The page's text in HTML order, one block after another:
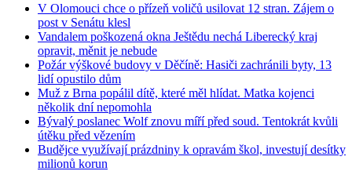
V Olomouci chce o přízeň voličů usilovat 12 stran. Zájem o
post v Senátu klesl
Vandalem poškozená okna Ještědu nechá Liberecký kraj
opravit, měnit je nebude
Požár výškové budovy v Děčíně: Hasiči zachránili byty, 13
lidí opustilo dům
Muž z Brna popálil dítě, které měl hlídat. Matka kojenci
několik dní nepomohla
Bývalý poslanec Wolf znovu míří před soud. Tentokrát kvůli
útěku před vězením
Budějce využívají prázdniny k opravám škol, investují desítky
milionů korun